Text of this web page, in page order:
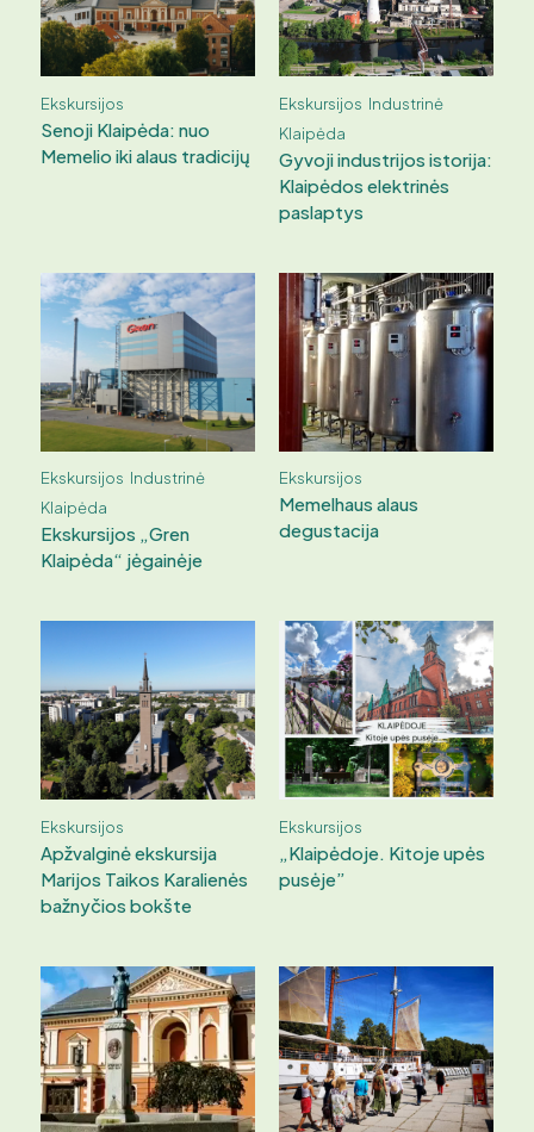
Ekskursijos
Senoji Klaipėda: nuo
Memelio iki alaus tradicijų
Ekskursijos Industrinė
Klaipėda
Gyvoji industrijos istorija:
Klaipėdos elektrinės
paslaptys
Ekskursijos Industrinė
Klaipėda
Ekskursijos „Gren
Klaipėda“ jėgainėje
Ekskursijos
Memelhaus alaus
degustacija
Ekskursijos
Apžvalginė ekskursija
Marijos Taikos Karalienės
bažnyčios bokšte
Ekskursijos
„Klaipėdoje. Kitoje upės
pusėje”